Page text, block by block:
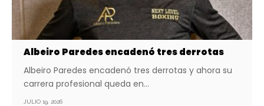
Albeiro Paredes encadenó tres derrotas
Albeiro Paredes encadenó tres derrotas y ahora su
carrera profesional queda en…
JULIO 19, 2026